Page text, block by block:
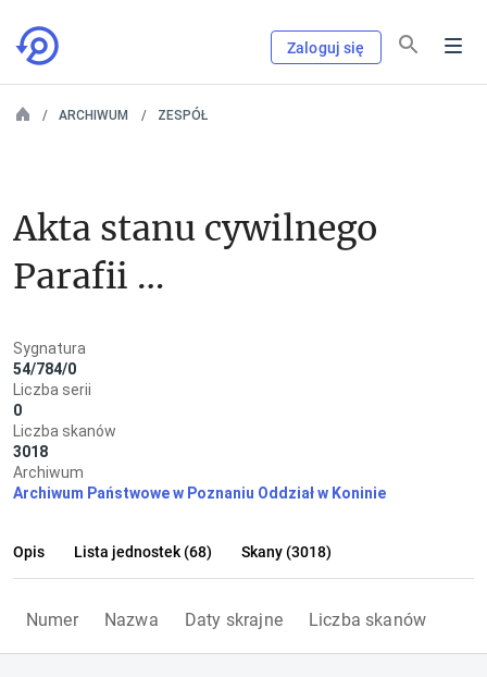
Zaloguj się
ARCHIWUM ZESPÓŁ
Akta stanu cywilnego
Parafii
Mąkoszyn (powiat
kolski)
Sygnatura
54/784/0
Liczba serii
0
Liczba skanów
3018
Archiwum
Archiwum Państwowe w Poznaniu Oddział w Koninie
Opis Lista jednostek (68) Skany (3018)
Numer Nazwa Daty skrajne Liczba skanów